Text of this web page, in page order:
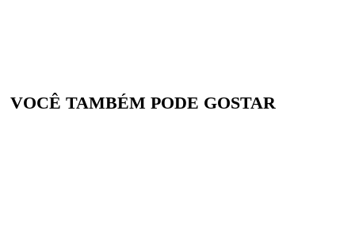
VOCÊ TAMBÉM PODE GOSTAR